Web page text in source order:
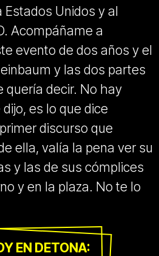
Unidos y al
Acompáñame a
evento de dos años y el
y las dos partes
quería decir. No hay
es lo que dice
discurso que
ella, valía la pena ver su
y las de sus cómplices
y en la plaza. No te lo
EN DETONA: